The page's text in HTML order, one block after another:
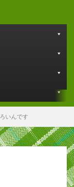
いんです